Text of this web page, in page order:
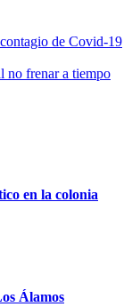
de Covid-19
no frenar a tiempo
en la colonia
Álamos